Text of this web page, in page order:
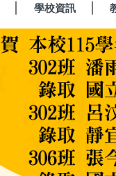
學校資訊